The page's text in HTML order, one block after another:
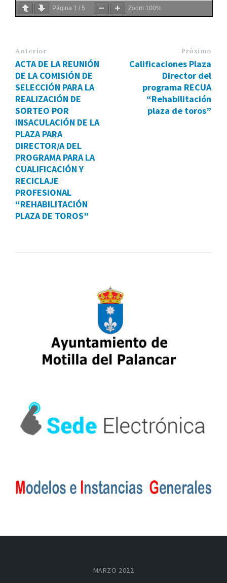
Página 1 / 5 Zoom 100%
Anterior
ACTA DE LA REUNIÓN
DE LA COMISIÓN DE
SELECCIÓN PARA LA
REALIZACIÓN DE
SORTEO POR
INSACULACIÓN DE LA
PLAZA PARA
DIRECTOR/A DEL
PROGRAMA PARA LA
CUALIFICACIÓN Y
RECICLAJE
PROFESIONAL
“REHABILITACIÓN
PLAZA DE TOROS”
Próximo
Calificaciones Plaza
Director del
programa RECUA
“Rehabilitación
plaza de toros”
MARZO 2022